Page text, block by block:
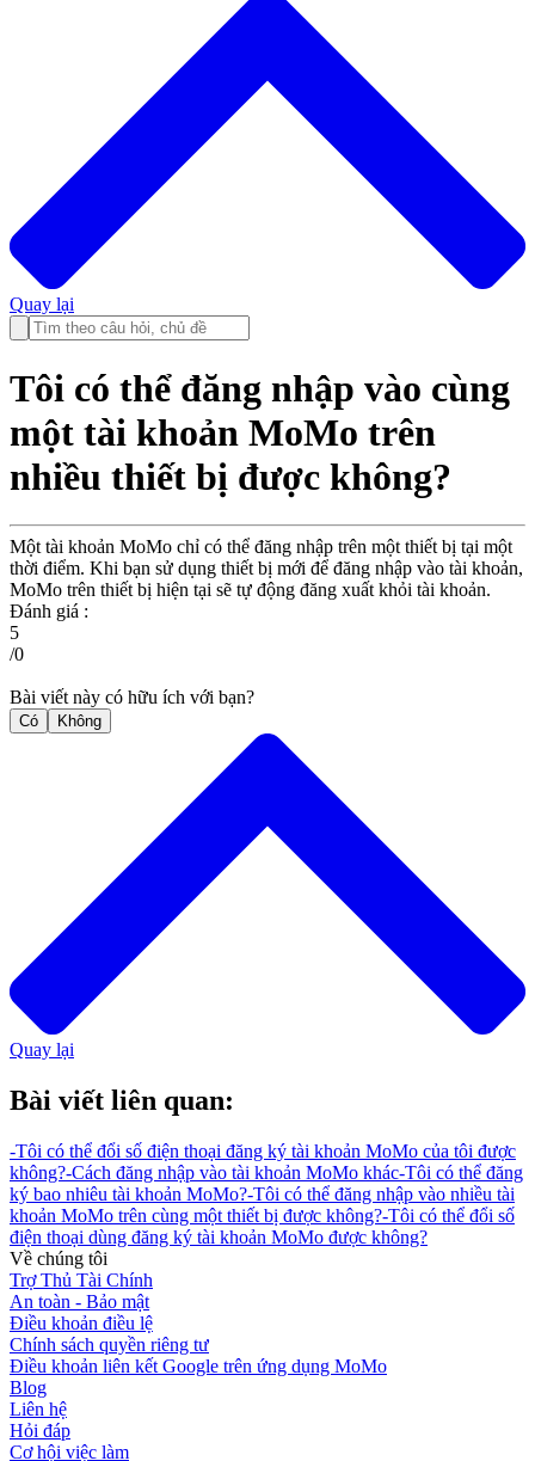
Quay lại
Tôi có thể đăng nhập vào cùng
một tài khoản MoMo trên
nhiều thiết bị được không?
Một tài khoản MoMo chỉ có thể đăng nhập trên một thiết bị tại một
thời điểm. Khi bạn sử dụng thiết bị mới để đăng nhập vào tài khoản,
MoMo trên thiết bị hiện tại sẽ tự động đăng xuất khỏi tài khoản.
Đánh giá :
5
/0
Bài viết này có hữu ích với bạn?
Có Không
Quay lại
Bài viết liên quan:
-Tôi có thể đổi số điện thoại đăng ký tài khoản MoMo của tôi được
không?-Cách đăng nhập vào tài khoản MoMo khác-Tôi có thể đăng
ký bao nhiêu tài khoản MoMo?-Tôi có thể đăng nhập vào nhiều tài
khoản MoMo trên cùng một thiết bị được không?-Tôi có thể đổi số
điện thoại dùng đăng ký tài khoản MoMo được không?
Về chúng tôi
Trợ Thủ Tài Chính
An toàn - Bảo mật
Điều khoản điều lệ
Chính sách quyền riêng tư
Điều khoản liên kết Google trên ứng dụng MoMo
Blog
Liên hệ
Hỏi đáp
Cơ hội việc làm